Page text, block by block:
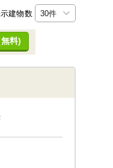
建物数
料)